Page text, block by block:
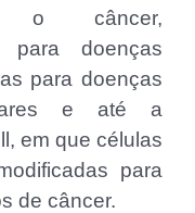
o câncer,
para doenças
para doenças
e até a
em que células
para
de câncer.